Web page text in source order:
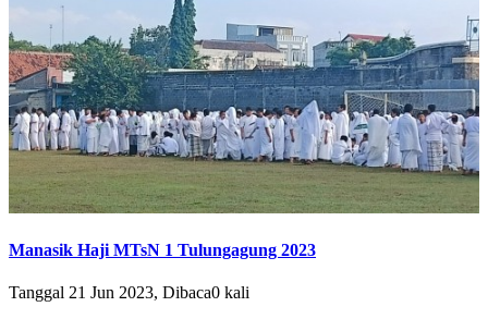
Manasik Haji MTsN 1 Tulungagung 2023
Tanggal 21 Jun 2023, Dibaca0 kali